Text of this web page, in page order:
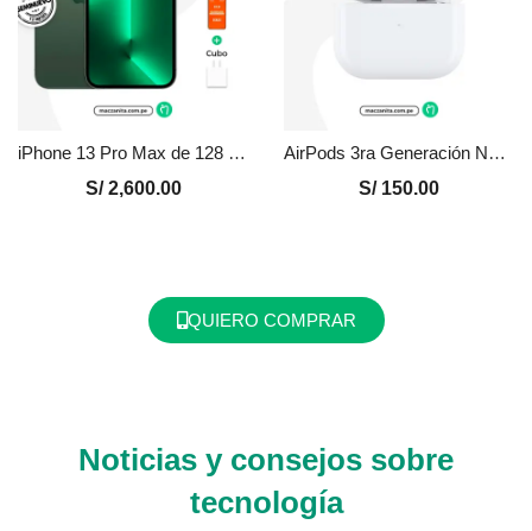
iPhone 13 Pro Max de 128 GB Seminuevo en Perú | Verde, Precio y Garantía
S/2,600.00
AirPods 3ra Generación Nuevo en Perú – Certificado
S/150.00
QUIERO COMPRAR
Noticias y consejos sobre
tecnología